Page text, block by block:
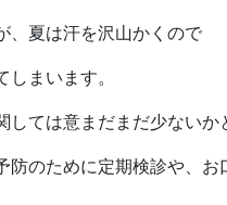
、夏は汗を沢山かくので
まいます。
ては意まだまだ少ないか
防のために定期検診や、お